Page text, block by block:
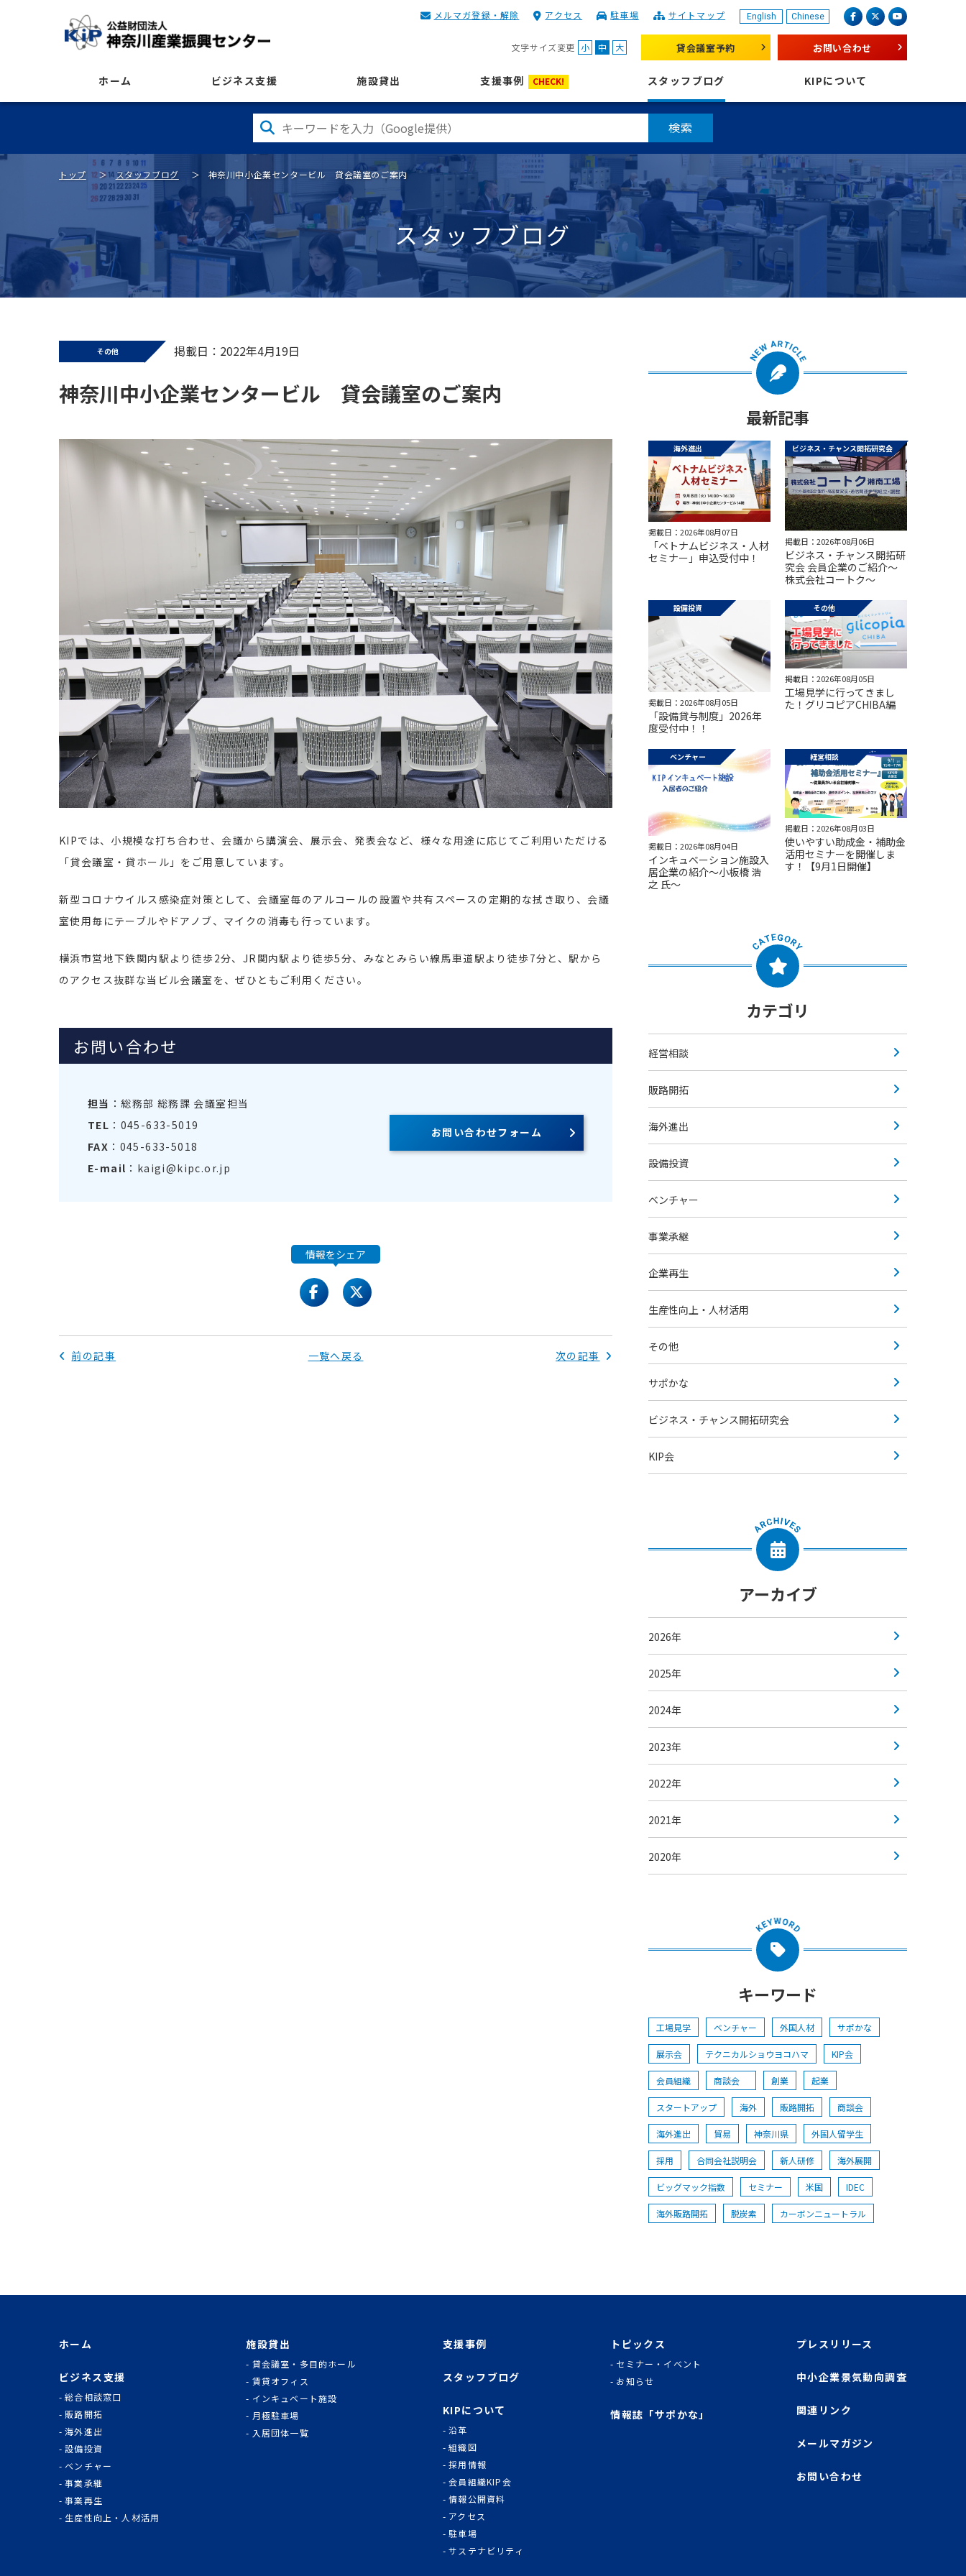
KIP | 公益財団法人 神奈川産業振興センター English Chinese facebookX（旧 twitter）
youtube
メルマガ登録・解除 アクセス 駐車場 サイトマップ
文字サイズ変更 小 中 大 貸会議室予約 お問い合わせ
ホーム ビジネス支援 施設貸出 支援事例 CHECK! スタッフブログ KIPについて
検索
トップ スタッフブログ 神奈川中小企業センタービル 貸会議室のご案内
スタッフブログ
その他 掲載日：2022年4月19日
神奈川中小企業センタービル 貸会議室のご案内
KIPでは、小規模な打ち合わせ、会議から講演会、展示会、発表会など、様々な用途に応じてご利用いただける
「貸会議室・貸ホール」をご用意しています。
新型コロナウイルス感染症対策として、会議室毎のアルコールの設置や共有スペースの定期的な拭き取り、会議
室使用毎にテーブルやドアノブ、マイクの消毒も行っています。
横浜市営地下鉄関内駅より徒歩2分、JR関内駅より徒歩5分、みなとみらい線馬車道駅より徒歩7分と、駅から
のアクセス抜群な当ビル会議室を、ぜひともご利用ください。
お問い合わせ
担当 ：総務部 総務課 会議室担当
TEL ：045-633-5019
FAX ：045-633-5018
E-mail ：kaigi@kipc.or.jp
お問い合わせフォーム
情報をシェア
facebooktwitter
前の記事 一覧へ戻る 次の記事
最新記事
海外進出
掲載日：2026年08月07日
「ベトナムビジネス・人材
セミナー」申込受付中！
ビジネス・チャンス開拓研究会
掲載日：2026年08月06日
ビジネス・チャンス開拓研
究会 会員企業のご紹介～
株式会社コートク～
設備投資
掲載日：2026年08月05日
「設備貸与制度」2026年
度受付中！！
その他
掲載日：2026年08月05日
工場見学に行ってきまし
た！グリコピアCHIBA編
ベンチャー
掲載日：2026年08月04日
インキュベーション施設入
居企業の紹介～小板橋 浩
之 氏～
経営相談
掲載日：2026年08月03日
使いやすい助成金・補助金
活用セミナーを開催しま
す！【9月1日開催】
カテゴリ
経営相談
販路開拓
海外進出
設備投資
ベンチャー
事業承継
企業再生
生産性向上・人材活用
その他
サポかな
ビジネス・チャンス開拓研究会
KIP会
アーカイブ
2026年
2025年
2024年
2023年
2022年
2021年
2020年
キーワード
工場見学 ベンチャー 外国人材 サポかな
展示会 テクニカルショウヨコハマ KIP会
会員組織 商談会 創業 起業
スタートアップ 海外 販路開拓 商談会
海外進出 貿易 神奈川県 外国人留学生
採用 合同会社説明会 新人研修 海外展開
ビッグマック指数 セミナー 米国 IDEC
海外販路開拓 脱炭素 カーボンニュートラル
ホーム
ビジネス支援
総合相談窓口
販路開拓
海外進出
設備投資
ベンチャー
事業承継
事業再生
生産性向上・人材活用
施設貸出
貸会議室・多目的ホール
賃貸オフィス
インキュベート施設
月極駐車場
入居団体一覧
支援事例
スタッフブログ
KIPについて
沿革
組織図
採用情報
会員組織KIP会
情報公開資料
アクセス
駐車場
サステナビリティ
トピックス
セミナー・イベント
お知らせ
情報誌「サポかな」
プレスリリース
中小企業景気動向調査
関連リンク
メールマガジン
お問い合わせ